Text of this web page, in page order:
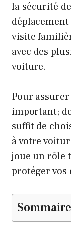
la sécurité
visite
avec des
voiture.
Pour
important;
suffit de
à votre
joue un rôle
protéger vos
Sommaire